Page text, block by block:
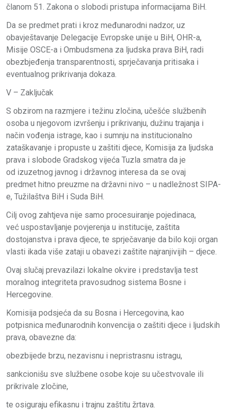
članom 51. Zakona o slobodi pristupa informacijama BiH.
Da se predmet prati i kroz međunarodni nadzor, uz
obavještavanje Delegacije Evropske unije u BiH, OHR-a,
Misije OSCE-a i Ombudsmena za ljudska prava BiH, radi
obezbjeđenja transparentnosti, sprječavanja pritisaka i
eventualnog prikrivanja dokaza.
V – Zaključak
S obzirom na razmjere i težinu zločina, učešće službenih
osoba u njegovom izvršenju i prikrivanju, dužinu trajanja i
način vođenja istrage, kao i sumnju na institucionalno
zataškavanje i propuste u zaštiti djece, Komisija za ljudska
prava i slobode Gradskog vijeća Tuzla smatra da je
od izuzetnog javnog i državnog interesa da se ovaj
predmet hitno preuzme na državni nivo – u nadležnost SIPA-
e, Tužilaštva BiH i Suda BiH.
Cilj ovog zahtjeva nije samo procesuiranje pojedinaca,
već uspostavljanje povjerenja u institucije, zaštita
dostojanstva i prava djece, te sprječavanje da bilo koji organ
vlasti ikada više zataji u obavezi zaštite najranjivijih – djece.
Ovaj slučaj prevazilazi lokalne okvire i predstavlja test
moralnog integriteta pravosudnog sistema Bosne i
Hercegovine.
Komisija podsjeća da su Bosna i Hercegovina, kao
potpisnica međunarodnih konvencija o zaštiti djece i ljudskih
prava, obavezne da:
obezbijede brzu, nezavisnu i nepristrasnu istragu,
sankcionišu sve službene osobe koje su učestvovale ili
prikrivale zločine,
te osiguraju efikasnu i trajnu zaštitu žrtava.